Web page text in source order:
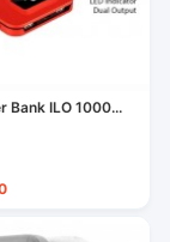
Bank ILO 1000...